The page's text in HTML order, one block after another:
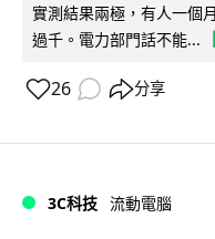
實測結果兩極，有人一個
過千。電力部門話不能...
26 分享
3C科技 流動電腦